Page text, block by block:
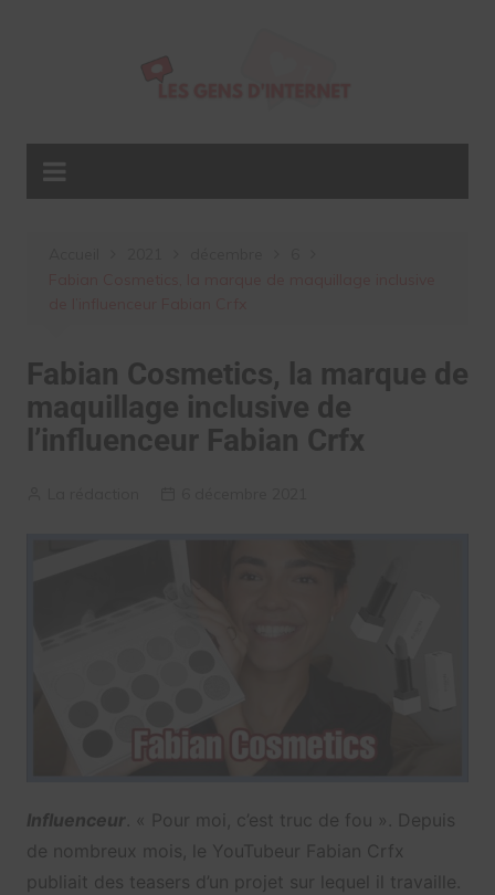
Fabian Cosmetics, la marque de
maquillage inclusive de
l’influenceur Fabian Crfx
Influenceur . « Pour moi, c’est truc de fou ». Depuis
de nombreux mois, le YouTubeur Fabian Crfx
publiait des teasers d’un projet sur lequel il travaille.